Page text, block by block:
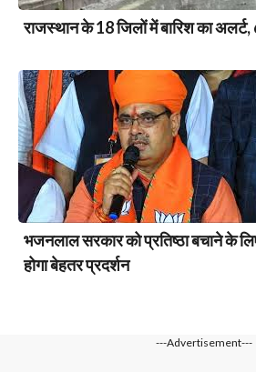
राजस्थान के 18 जिलों में बारिश का अलर्ट,
भजनलाल सरकार को प्रतिष्ठा बचाने के
होगा बेहतर प्रदर्शन
---Advertisement---